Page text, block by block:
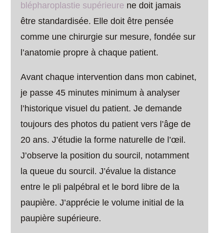
blépharoplastie supérieure ne doit jamais
être standardisée. Elle doit être pensée
comme une chirurgie sur mesure, fondée sur
l’anatomie propre à chaque patient.
Avant chaque intervention dans mon cabinet,
je passe 45 minutes minimum à analyser
l’historique visuel du patient. Je demande
toujours des photos du patient vers l’âge de
20 ans. J’étudie la forme naturelle de l’œil.
J’observe la position du sourcil, notamment
la queue du sourcil. J’évalue la distance
entre le pli palpébral et le bord libre de la
paupière. J’apprécie le volume initial de la
paupière supérieure.